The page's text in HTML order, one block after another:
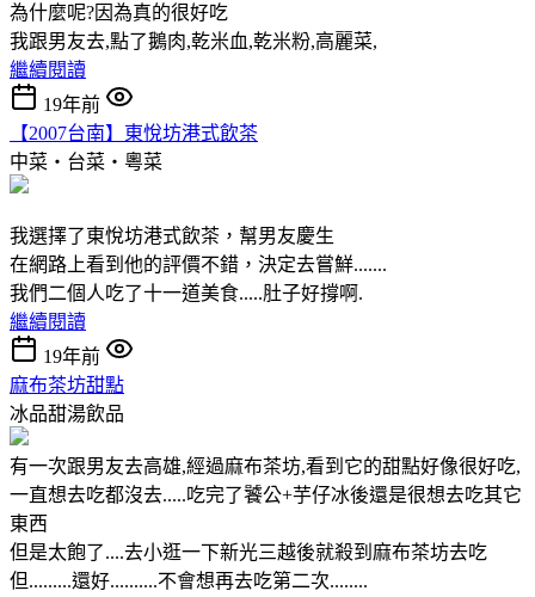
為什麼呢?因為真的很好吃
我跟男友去,點了鵝肉,乾米血,乾米粉,高麗菜,
繼續閱讀
19年前
【2007台南】東悅坊港式飲茶
中菜‧台菜‧粵菜
我選擇了東悅坊港式飲茶，幫男友慶生
在網路上看到他的評價不錯，決定去嘗鮮.......
我們二個人吃了十一道美食.....肚子好撐啊.
繼續閱讀
19年前
麻布茶坊甜點
冰品甜湯飲品
有一次跟男友去高雄,經過麻布茶坊,看到它的甜點好像很好吃,
一直想去吃都沒去.....吃完了饕公+芋仔冰後還是很想去吃其它
東西
但是太飽了....去小逛一下新光三越後就殺到麻布茶坊去吃
但.........還好..........不會想再去吃第二次........